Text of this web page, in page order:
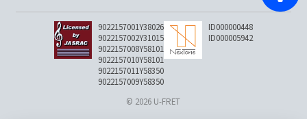
9022157001Y38026
9022157002Y31015
9022157008Y58101
9022157010Y58101
9022157011Y58350
9022157009Y58350
ID000000448
ID000005942
© 2026 U-FRET